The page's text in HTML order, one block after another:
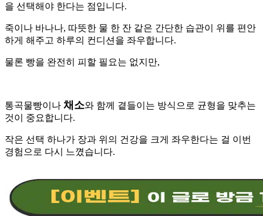
을 선택해야 한다는 점입니다.
죽이나 바나나, 따뜻한 물 한 잔 같은 간단한 습관이 위를 편안
하게 해주고 하루의 컨디션을 좌우합니다.
물론 빵을 완전히 피할 필요는 없지만,
통곡물빵이나 채소와 함께 곁들이는 방식으로 균형을 맞추는
것이 중요합니다.
작은 선택 하나가 장과 위의 건강을 크게 좌우한다는 걸 이번
경험으로 다시 느꼈습니다.